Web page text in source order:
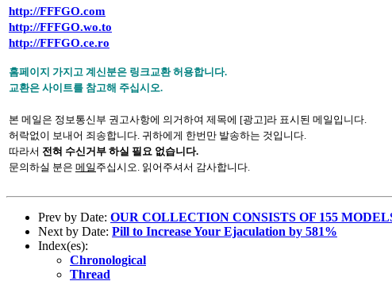
http://FFFGO.com
http://FFFGO.wo.to
http://FFFGO.ce.ro
홈페이지 가지고 계신분은 링크교환 허용합니다.
교환은 사이트를 참고해 주십시오.
본 메일은 정보통신부 권고사항에 의거하여 제목에 [광고]라 표시된 메일입니다.
허락없이 보내어 죄송합니다. 귀하에게 한번만 발송하는 것입니다.
따라서 전혀 수신거부 하실 필요 없습니다.
문의하실 분은 메일 주십시오. 읽어주셔서 감사합니다.
Prev by Date: OUR COLLECTION CONSISTS OF 155
Next by Date: Pill to Increase Your Ejaculation by 581%
Index(es):
Chronological
Thread